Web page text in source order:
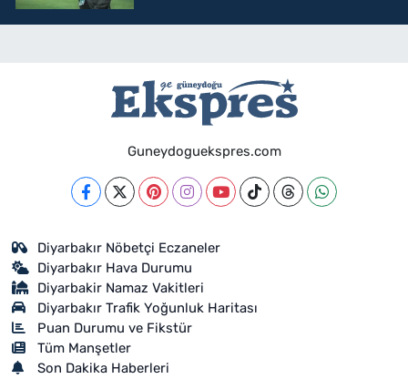
Guneydoguekspres.com
Diyarbakır Nöbetçi Eczaneler
Diyarbakır Hava Durumu
Diyarbakir Namaz Vakitleri
Diyarbakır Trafik Yoğunluk Haritası
Puan Durumu ve Fikstür
Tüm Manşetler
Son Dakika Haberleri